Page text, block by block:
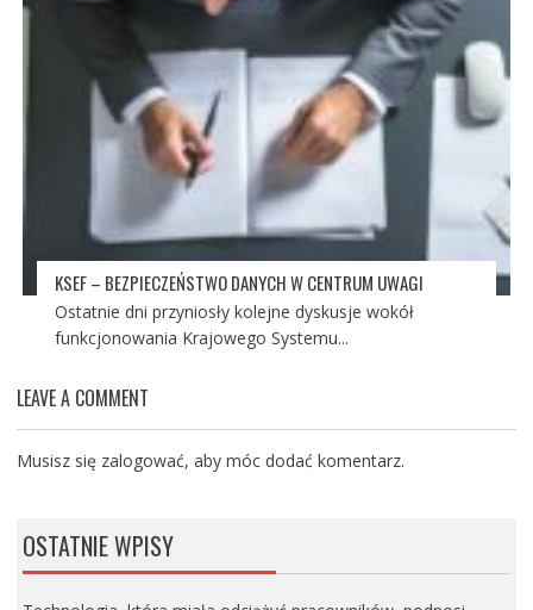
KSEF – BEZPIECZEŃSTWO DANYCH W CENTRUM UWAGI
Ostatnie dni przyniosły kolejne dyskusje wokół
funkcjonowania Krajowego Systemu...
LEAVE A COMMENT
Musisz się zalogować, aby móc dodać komentarz.
OSTATNIE WPISY